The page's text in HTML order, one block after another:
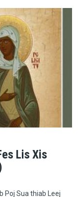
Lis Xis
Poj Sua thiab Leej